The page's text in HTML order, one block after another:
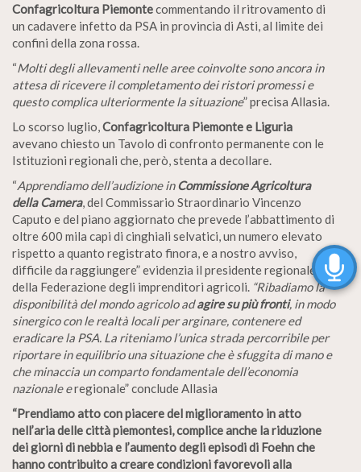
Confagricoltura Piemontecommentando il ritrovamento di
un cadavere infetto da PSA in provincia di Asti, al limite dei
confini della zona rossa.
“Molti degli allevamenti nelle aree coinvolte sono ancora in
attesa di ricevere il completamento dei ristori promessi e
questo complica ulteriormente la situazione” precisa Allasia.
Lo scorso luglio,Confagricoltura Piemonte e Liguria
avevano chiesto un Tavolo di confronto permanente con le
Istituzioni regionali che, però, stenta a decollare.
“Apprendiamo dell’audizione inCommissione Agricoltura
della Camera, del Commissario Straordinario Vincenzo
Caputo e del piano aggiornato che prevede l’abbattimento di
oltre 600 mila capi di cinghiali selvatici, un numero elevato
rispetto a quanto registrato finora, e a nostro avviso,
difficile da raggiungere” evidenzia il presidente regionale
della Federazione degli imprenditori agricoli. “Ribadiamo la
disponibilità del mondo agricolo adagire su più fronti, in modo
sinergico con le realtà locali per arginare, contenere ed
eradicare la PSA. La riteniamo l’unica strada percorribile per
riportare in equilibrio una situazione che è sfuggita di mano e
che minaccia un comparto fondamentale dell’economia
nazionale eregionale” conclude Allasia
“Prendiamo atto con piacere del miglioramento in atto
nell’aria delle città piemontesi, complice anche la riduzione
dei giorni di nebbia e l’aumento degli episodi di Foehn che
hanno contribuito a creare condizioni favorevoli alla